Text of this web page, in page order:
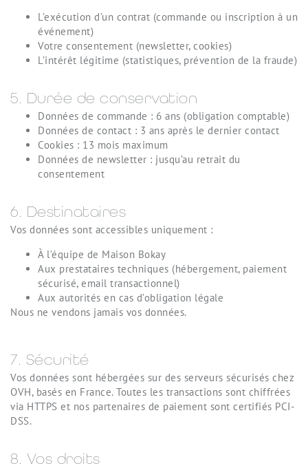
L’exécution d’un contrat (commande ou inscription à un
événement)
Votre consentement (newsletter, cookies)
L’intérêt légitime (statistiques, prévention de la fraude)
5. Durée de conservation
Données de commande : 6 ans (obligation comptable)
Données de contact : 3 ans après le dernier contact
Cookies : 13 mois maximum
Données de newsletter : jusqu’au retrait du
consentement
6. Destinataires
Vos données sont accessibles uniquement :
À l’équipe de Maison Bokay
Aux prestataires techniques (hébergement, paiement
sécurisé, email transactionnel)
Aux autorités en cas d’obligation légale
Nous ne vendons jamais vos données.
7. Sécurité
Vos données sont hébergées sur des serveurs sécurisés chez
OVH, basés en France. Toutes les transactions sont chiffrées
via HTTPS et nos partenaires de paiement sont certifiés PCI-
DSS.
8. Vos droits